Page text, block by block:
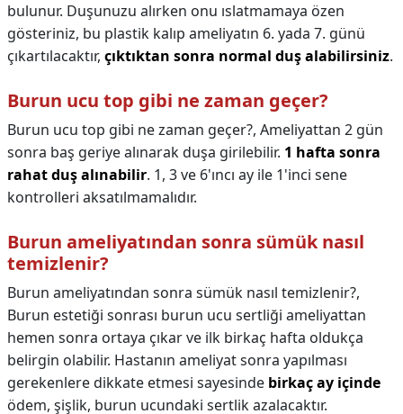
bulunur. Duşunuzu alırken onu ıslatmamaya özen
gösteriniz, bu plastik kalıp ameliyatın 6. yada 7. günü
çıkartılacaktır, çıktıktan sonra normal duş alabilirsiniz.
Burun ucu top gibi ne zaman geçer?
Burun ucu top gibi ne zaman geçer?, Ameliyattan 2 gün
sonra baş geriye alınarak duşa girilebilir. 1 hafta sonra
rahat duş alınabilir. 1, 3 ve 6'ıncı ay ile 1'inci sene
kontrolleri aksatılmamalıdır.
Burun ameliyatından sonra sümük nasıl
temizlenir?
Burun ameliyatından sonra sümük nasıl temizlenir?,
Burun estetiği sonrası burun ucu sertliği ameliyattan
hemen sonra ortaya çıkar ve ilk birkaç hafta oldukça
belirgin olabilir. Hastanın ameliyat sonra yapılması
gerekenlere dikkate etmesi sayesinde birkaç ay içinde
ödem, şişlik, burun ucundaki sertlik azalacaktır.